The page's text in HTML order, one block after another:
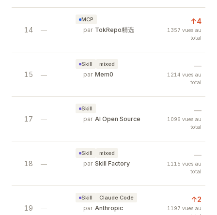
14 —
MCP
Pal MCP Server — Multi-Model AI
MCP server that lets Claude Code use
par TokRepo精选
↑4
1357 vues au
total
15 —
Skill mixed
Mem0 — Memory Layer for AI
Add persistent, personalized memory to AI
par Mem0
—
1214 vues au
total
17 —
Skill
bottom — Beautiful Cross-Platform
bottom (btm) is a customizable, cross-
par AI Open Source
—
1096 vues au
total
18 —
Skill mixed
Claude Code CLAUDE.md — Best
Production-tested CLAUDE.md template for
par Skill Factory
—
1115 vues au
total
19 —
Skill Claude Code
Claude Official Skill: frontend-design
par Anthropic
↑2
1197 vues au